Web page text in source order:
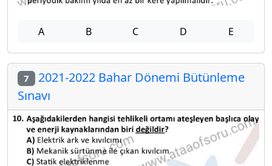
A B C D E
7 2021-2022 Bahar Dönemi Bütünleme
Sınavı